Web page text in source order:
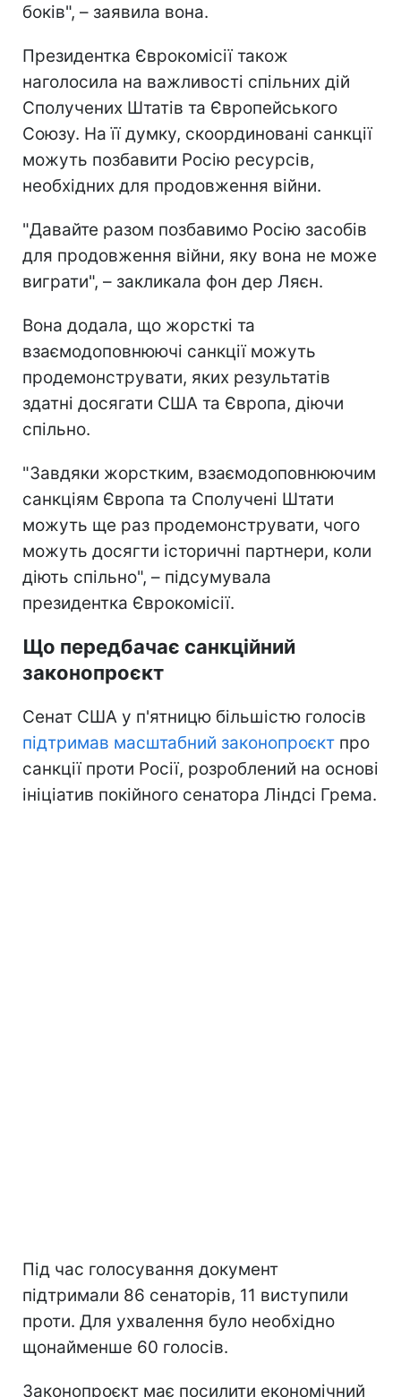
боків", – заявила вона.
Президентка Єврокомісії також
наголосила на важливості спільних дій
Сполучених Штатів та Європейського
Союзу. На її думку, скоординовані санкції
можуть позбавити Росію ресурсів,
необхідних для продовження війни.
"Давайте разом позбавимо Росію засобів
для продовження війни, яку вона не може
виграти", – закликала фон дер Ляєн.
Вона додала, що жорсткі та
взаємодоповнюючі санкції можуть
продемонструвати, яких результатів
здатні досягати США та Європа, діючи
спільно.
"Завдяки жорстким, взаємодоповнюючим
санкціям Європа та Сполучені Штати
можуть ще раз продемонструвати, чого
можуть досягти історичні партнери, коли
діють спільно", – підсумувала
президентка Єврокомісії.
Що передбачає санкційний
законопроєкт
Сенат США у п'ятницю більшістю голосів
підтримав масштабний законопроєкт про
санкції проти Росії, розроблений на основі
ініціатив покійного сенатора Ліндсі Грема.
Під час голосування документ
підтримали 86 сенаторів, 11 виступили
проти. Для ухвалення було необхідно
щонайменше 60 голосів.
Законопроєкт має посилити економічний